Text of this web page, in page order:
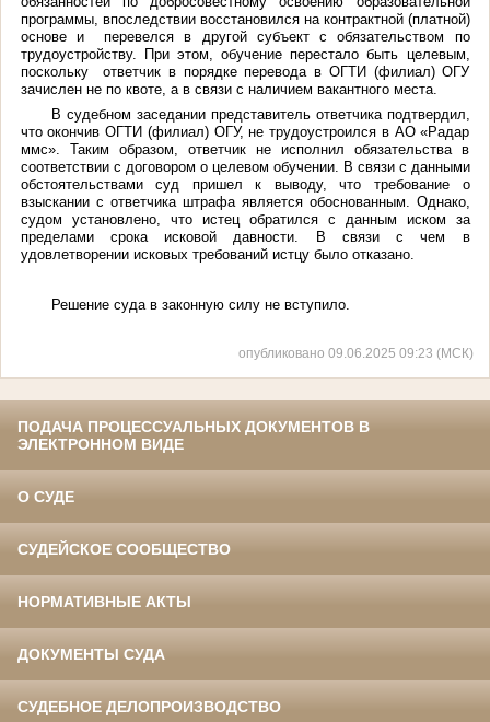
программы, впоследствии восстановился на контрактной (платной)
основе и перевелся в другой субъект с обязательством по
трудоустройству. При этом, обучение перестало быть целевым,
поскольку ответчик в порядке перевода в ОГТИ (филиал) ОГУ
зачислен не по квоте, а в связи с наличием вакантного места.
В судебном заседании представитель ответчика подтвердил,
что окончив ОГТИ (филиал) ОГУ, не трудоустроился в АО «Радар
ммс». Таким образом, ответчик не исполнил обязательства в
соответствии с договором о целевом обучении. В связи с данными
обстоятельствами суд пришел к выводу, что требование о
взыскании с ответчика штрафа является обоснованным. Однако,
судом установлено, что истец обратился с данным иском за
пределами срока исковой давности. В связи с чем в
удовлетворении исковых требований истцу было отказано.
Решение суда в законную силу не вступило.
опубликовано 09.06.2025 09:23 (МСК)
ПОДАЧА ПРОЦЕССУАЛЬНЫХ ДОКУМЕНТОВ В
ЭЛЕКТРОННОМ ВИДЕ
О СУДЕ
СУДЕЙСКОЕ СООБЩЕСТВО
НОРМАТИВНЫЕ АКТЫ
ДОКУМЕНТЫ СУДА
СУДЕБНОЕ ДЕЛОПРОИЗВОДСТВО